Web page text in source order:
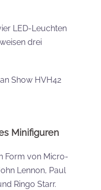
LED-Leuchten
drei
Minifiguren
Form von Micro-
Lennon, Paul
Ringo Starr.